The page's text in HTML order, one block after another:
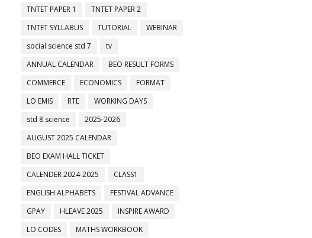
TNTET PAPER 1
TNTET PAPER 2
TNTET SYLLABUS
TUTORIAL
WEBINAR
social science std 7
tv
ANNUAL CALENDAR
BEO RESULT FORMS
COMMERCE
ECONOMICS
FORMAT
LO EMIS
RTE
WORKING DAYS
std 8 science
2025-2026
AUGUST 2025 CALENDAR
BEO EXAM HALL TICKET
CALENDER 2024-2025
CLASS1
ENGLISH ALPHABETS
FESTIVAL ADVANCE
GPAY
HLEAVE 2025
INSPIRE AWARD
LO CODES
MATHS WORKBOOK